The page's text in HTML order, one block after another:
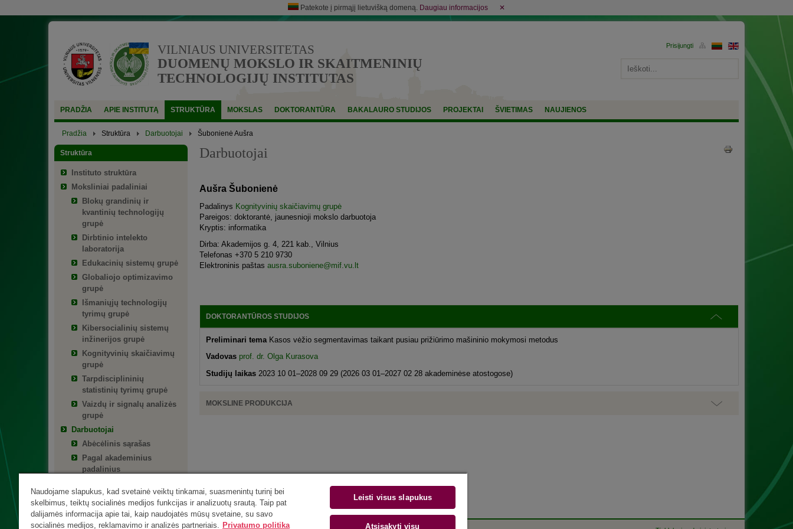
Patekote į pirmąjį lietuvišką domeną. Daugiau informacijos ✕
VILNIAUS UNIVERSITETAS
DUOMENŲ MOKSLO IR SKAITMENINIŲ
TECHNOLOGIJŲ INSTITUTAS
PRADŽIA APIE INSTITUTĄ STRUKTŪRA MOKSLAS DOKTORANTŪRA BAKALAURO STUDIJOS PROJEKTAI ŠVIETIMAS NAUJIENOS
Pradžia Struktūra Darbuotojai Šubonienė Aušra
Struktūra
Instituto struktūra
Moksliniai padaliniai
Blokų grandinių ir
kvantinių technologijų
grupė
Dirbtinio intelekto
laboratorija
Edukacinių sistemų grupė
Globaliojo optimizavimo
grupė
Išmaniųjų technologijų
tyrimų grupė
Kibersocialinių sistemų
inžinerijos grupė
Kognityvinių skaičiavimų
grupė
Tarpdisciplininių
statistinių tyrimų grupė
Vaizdų ir signalų analizės
grupė
Darbuotojai
Abėcėlinis sąrašas
Pagal akademinius
padalinius
Aptarnaujantis personalas
Darbuotojai
Aušra Šubonienė
Padalinys Kognityvinių skaičiavimų grupė
Pareigos: doktorantė, jaunesnioji mokslo darbuotoja
Kryptis: informatika
Dirba: Akademijos g. 4, 221 kab., Vilnius
Telefonas +370 5 210 9730
Elektroninis paštas ausra.suboniene@mif.vu.lt
DOKTORANTŪROS STUDIJOS
Preliminari tema Kasos vėžio segmentavimas taikant pusiau prižiūrimo mašininio mokymosi metodus
Vadovas prof. dr. Olga Kurasova
Studijų laikas 2023 10 01–2028 09 29 (2026 03 01–2027 02 28 akademinėse atostogose)
MOKSLINE PRODUKCIJA
Naudojame slapukus, kad svetainė veiktų tinkamai, suasmenintų turinį bei
skelbimus, teiktų socialinės medijos funkcijas ir analizuotų srautą. Taip pat
dalijamės informacija apie tai, kaip naudojatės mūsų svetaine, su savo
socialinės medijos, reklamavimo ir analizės partneriais. Privatumo politika
Leisti visus slapukus
Atsisakyti visų